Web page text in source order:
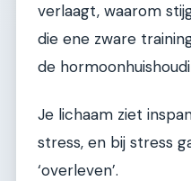
verlaagt, waarom
die ene zware
de
Je lichaam ziet
stress, en bij stress
‘overleven’.